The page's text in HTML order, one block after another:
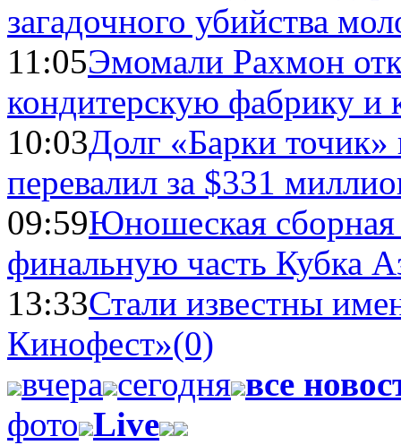
загадочного убийства
11:05Эмомали Рахмон
кондитерскую фабрику и
10:03Долг «Барки
перевалил за $331
09:59Юношеская
финальную часть Кубка
13:33Стали известны
Кинофест»(0)
вчера сегодня все
фото Live